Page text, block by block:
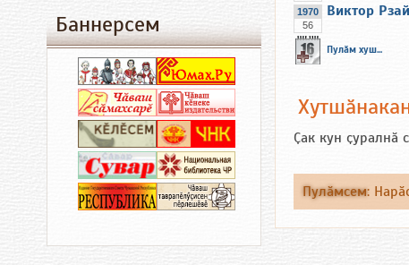
1970
56
Виктор Рзай
Пулӑм хуш...
Ҫак кун ҫуралнӑ
Пулӑмсем:
Баннерсем